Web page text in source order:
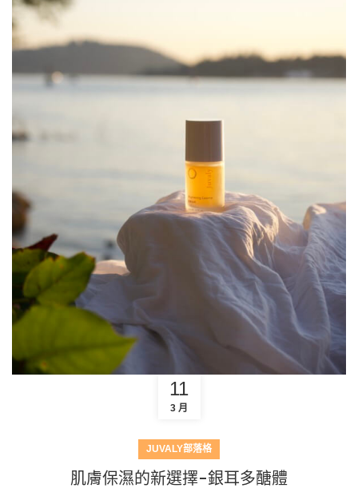
11
3 月
JUVALY部落格
肌膚保濕的新選擇-銀耳多醣體